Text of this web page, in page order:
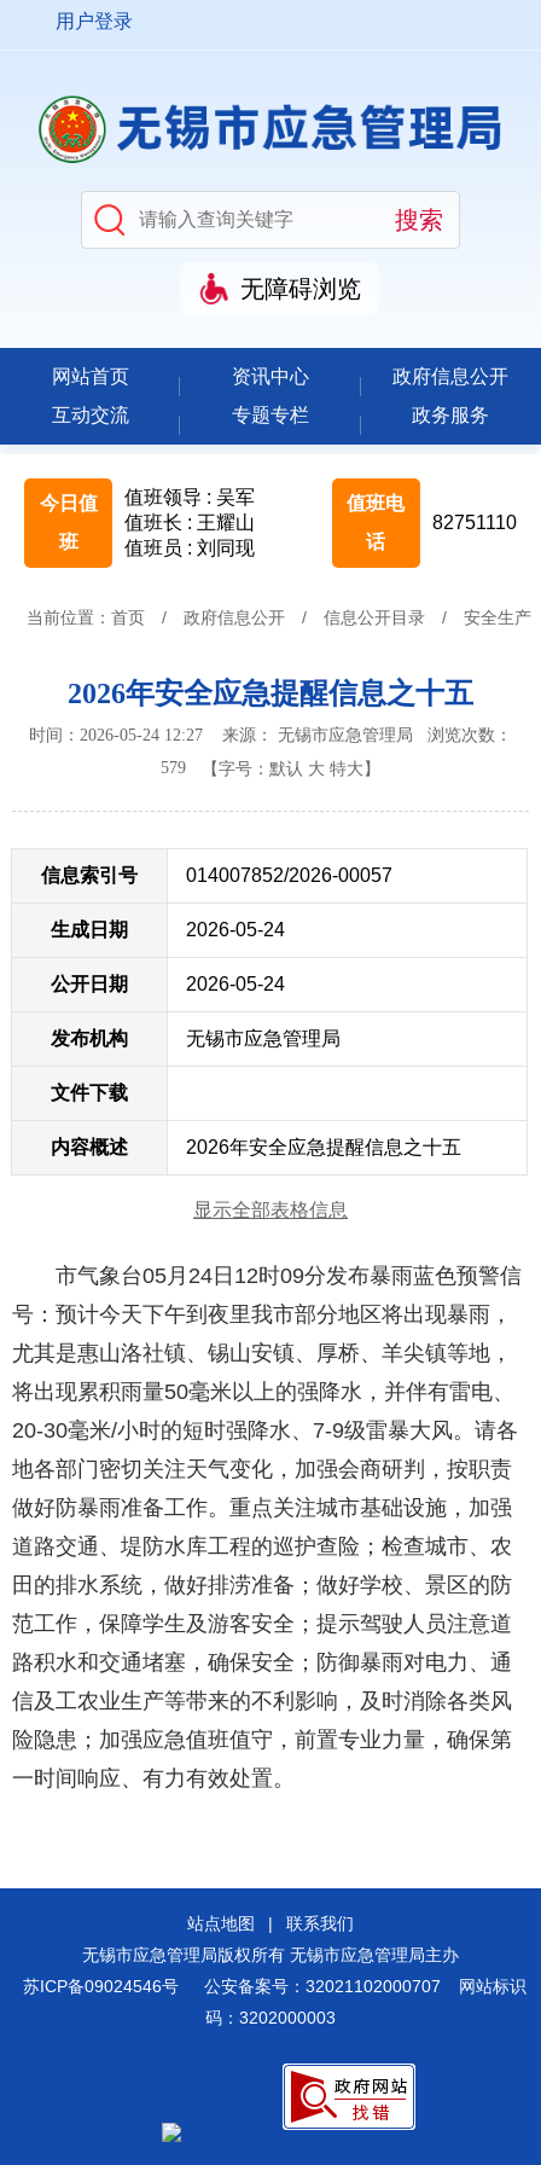
用户登录
无障碍浏览
网站首页 资讯中心
政府信息公开
互动交流
专题专栏 政务服务
今日值
班
值班领导 : 吴军
值班长 : 王耀山
值班员 : 刘同现
值班电
话
82751110
当前位置： 首页 / 政府信息公开 / 信息公开目录 / 安全生产
2026年安全应急提醒信息之十五
时间：2026-05-24 12:27 来源： 无锡市应急管理局 浏览次数：
579
【字号：默认 大 特大 】
信息索引号 014007852/2026-00057
生成日期 2026-05-24
公开日期 2026-05-24
发布机构 无锡市应急管理局
文件下载
内容概述 2026年安全应急提醒信息之十五
显示全部表格信息
市气象台05月24日12时09分发布暴雨蓝色预警信
号：预计今天下午到夜里我市部分地区将出现暴雨，
尤其是惠山洛社镇、锡山安镇、厚桥、羊尖镇等地，
将出现累积雨量50毫米以上的强降水，并伴有雷电、
20-30毫米/小时的短时强降水、7-9级雷暴大风。请各
地各部门密切关注天气变化，加强会商研判，按职责
做好防暴雨准备工作。重点关注城市基础设施，加强
道路交通、堤防水库工程的巡护查险；检查城市、农
田的排水系统，做好排涝准备；做好学校、景区的防
范工作，保障学生及游客安全；提示驾驶人员注意道
路积水和交通堵塞，确保安全；防御暴雨对电力、通
信及工农业生产等带来的不利影响，及时消除各类风
险隐患；加强应急值班值守，前置专业力量，确保第
一时间响应、有力有效处置。
站点地图 |
联系我们
无锡市应急管理局版权所有 无锡市应急管理局主办
苏ICP备09024546号
公安备案号：32021102000707
网站标识
码：3202000003